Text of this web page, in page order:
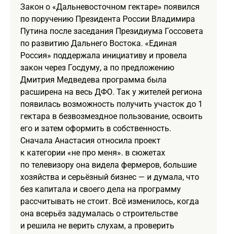
Закон о «Дальневосточном гектаре» появился
по поручению Президента России Владимира
Путина после заседания Президиума Госсовета
по развитию Дальнего Востока. «Единая
Россия» поддержала инициативу и провела
закон через Госдуму, а по предложению
Дмитрия Медведева программа была
расширена на весь ДФО. Так у жителей региона
появилась возможность получить участок до 1
гектара в безвозмездное пользование, освоить
его и затем оформить в собственность.
Сначала Анастасия относила проект
к категории «не про меня». в сюжетах
по телевизору она видела фермеров, большие
хозяйства и серьёзный бизнес — и думала, что
без капитала и своего дела на программу
рассчитывать не стоит. Всё изменилось, когда
она всерьёз задумалась о строительстве
и решила не верить слухам, а проверить